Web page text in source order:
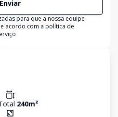
Enviar
para que a nossa equipe
acordo com a política de
240m²